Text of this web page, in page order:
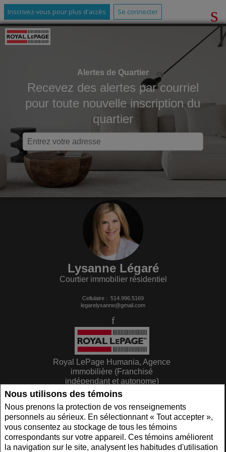
Nous utilisons des témoins
Nous prenons la protection de vos renseignements
personnels au sérieux. En sélectionnant « Tout accepter »,
vous consentez au stockage de tous les témoins
correspondants sur votre appareil. Ces témoins améliorent
la navigation sur le site, analysent les habitudes d'utilisation
Inscrivez-vous pour plus d'accès Se connecter
Alertes de Quartier
Recevez des alertes par courriel
pour toute nouvelle inscription du
quartier
Lysanne Légaré
Courtier immobilier résidentiel
Cellulaire : 514.996.5169
legarelysanne@gmail.com
Royal LePage Humania, Agence
immobilière (Franchisé
indépendant et autonome)
Suite 201 - 18 Turgeon
www.royallepage.ca |Politique de confidentialité |Clause de non-responsabilité
Conditions d'utilisation
Tous les renseignements affichés sont jugés fiables; leur exactitude n'est toutefois pas
garantie et doit être vérifiée de façon indépendante. Aucune garantie ni représentation